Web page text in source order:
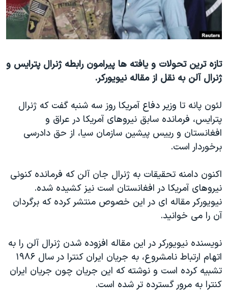
فرهنگ و زندگی
حقوق شهروندی
علم و فناوری
اسرائیل در جنگ
گالری عکس
آرشیو پخش زنده
مستندها
انتخابات ریاست جمهوری آمریکا ۲۰۲۴
رمز مهسا
ورزش زنان در ایران
اعتراضات زن، زندگی، آزادی
مجموعه مستندهای دادخواهی
تریبونال مردمی آبان ۹۸
چهل سال گروگان‌گیری
قانون شفافیت دارائی کادر رهبری ایران
اعتراضات مردمی آبان ۹۸
نرگس محمدی برنده جایزه نوبل صلح
همایش محافظه‌کاران آمریکا «سی‌پک»
صفحه‌های ویژه
دنبال کنید
زبانهای مختلف
تازه ترین تحولات و یافته ها پیرامون رابطه ژنرال پترایس و
ژنرال آلن به نقل از مقاله نیویورکر.
لئون پانه تا وزیر دفاع آمریکا روز سه شنبه گفت که ژنرال
پترایس، فرمانده سابق نیروهای آمریکا در عراق و
افغانستان و رییس پیشین سازمان سیا، از حق دادرسی
برخوردار است.
اکنون دامنه تحقیقات به ژنرال جان آلن که فرمانده کنونی
نیروهای آمریکا در افغانستان است نیز کشیده شده.
نیویورکر مقاله ای در این خصوص منتشر کرده که برگردان
آن را می خوانید.
نویسنده نیویورکر در این مقاله افزوده شدن ژنرال آلن را به
اتهام ارتباط نامشروع، به جریان ایران کنترا در سال ۱۹۸۶
تشبیه کرده است و نوشته که این جریان چون جریان ایران
کنترا به مرور گسترده تر شده است.